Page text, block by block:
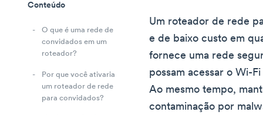
Conteúdo
O que é uma rede de
convidados em um
roteador?
Por que você ativaria
um roteador de rede
para convidados?
Um roteador de rede
e de baixo custo em
fornece uma rede
possam acessar o Wi-
Ao mesmo tempo,
contaminação por